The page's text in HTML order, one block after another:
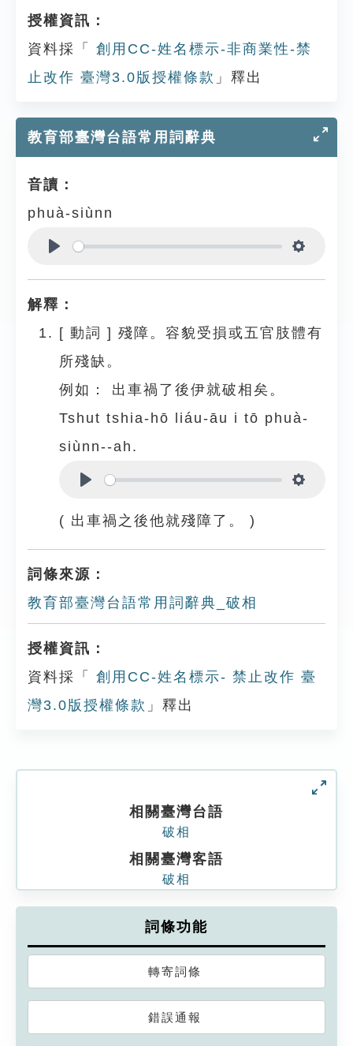
授權資訊：
資料採「
創用CC-姓名標示-非商業性-禁
止改作 臺灣3.0版授權條款 」釋出
教育部臺灣台語常用詞辭典
音讀：
phuà-siùnn
解釋：
[ 動詞 ] 殘障。容貌受損或五官肢體有
所殘缺。
例如：
出車禍了後伊就破相矣。
Tshut tshia-hō liáu-āu i tō phuà-
siùnn--ah.
( 出車禍之後他就殘障了。 )
詞條來源：
教育部臺灣台語常用詞辭典_破相
授權資訊：
資料採「
創用CC-姓名標示- 禁止改作 臺
灣3.0版授權條款 」釋出
相關臺灣台語
破相
相關臺灣客語
破相
詞條功能
轉寄詞條
錯誤通報